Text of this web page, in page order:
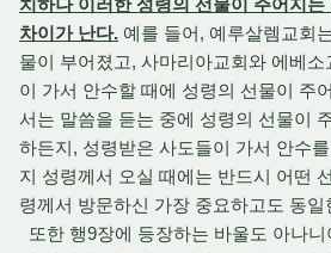
치하나 이러한 성령의 선물이 주어지
차이가 난다. 예를 들어, 예루살렘교회
물이 부어졌고, 사마리아교회와 에베
이 가서 안수할 때에 성령의 선물이 주
서는 말씀을 듣는 중에 성령의 선물이
하든지, 성령받은 사도들이 가서 안수
지 성령께서 오실 때에는 반드시 어떤
령께서 방문하신 가장 중요하고도 동일
또한 행9장에 등장하는 바울도 아나